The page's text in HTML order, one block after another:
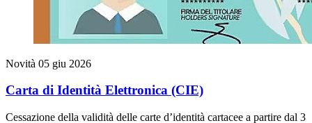
Novità 05 giu 2026
Carta di Identità Elettronica (CIE)
Cessazione della validità delle carte d’identità cartacee a partire dal 3